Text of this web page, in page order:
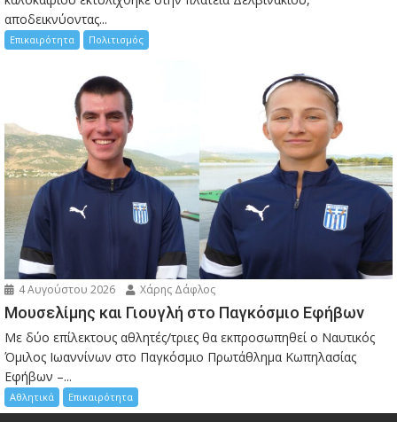
αποδεικνύοντας...
Επικαιρότητα Πολιτισμός
4 Αυγούστου 2026 Χάρης Δάφλος
Μουσελίμης και Γιουγλή στο Παγκόσμιο Εφήβων
Mε δύο επίλεκτους αθλητές/τριες θα εκπροσωπηθεί ο Ναυτικός
Όμιλος Ιωαννίνων στο Παγκόσμιο Πρωτάθλημα Κωπηλασίας
Εφήβων –...
Αθλητικά Επικαιρότητα